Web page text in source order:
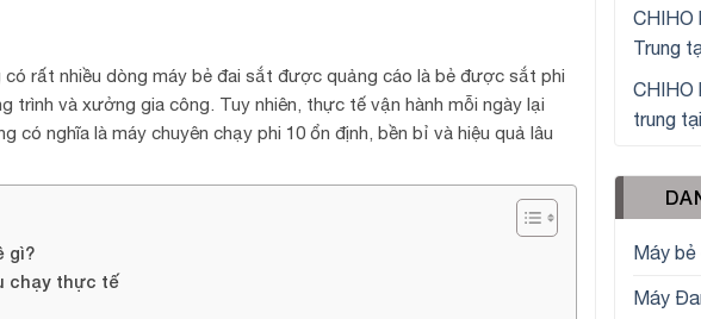
rất nhiều dòng máy bẻ đai sắt được quảng cáo là bẻ được sắt phi
trình và xưởng gia công. Tuy nhiên, thực tế vận hành mỗi ngày lại
nghĩa là máy chuyên chạy phi 10 ổn định, bền bỉ và hiệu quả lâu
gì?
chạy thực tế
CHIHO
Trung
CHIHO
trung
Máy
Máy